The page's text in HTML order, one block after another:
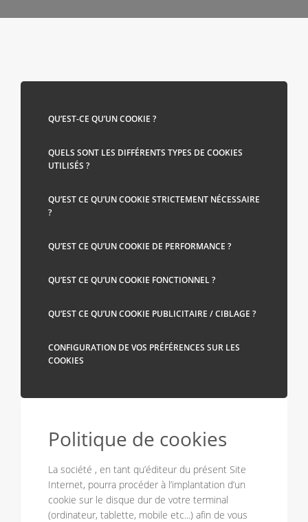
QU’EST-CE QU’UN COOKIE ?
QUELS SONT LES DIFFÉRENTS TYPES DE COOKIES
UTILISÉS ?
QU’EST CE QU’UN COOKIE STRICTEMENT NÉCESSAIRE
?
QU’EST CE QU’UN COOKIE DE PERFORMANCE ?
QU’EST CE QU’UN COOKIE FONCTIONNEL ?
QU’EST CE QU’UN COOKIE PUBLICITAIRE / CIBLAGE ?
CONFIGURATION DE VOS PRÉFÉRENCES SUR LES
COOKIES
Politique de cookies
La société , en tant qu’éditeur du présent Site
Internet, pourra procéder à l’implantation d’un
cookie sur le disque dur de votre terminal
(ordinateur, tablette, mobile etc...) afin de vous